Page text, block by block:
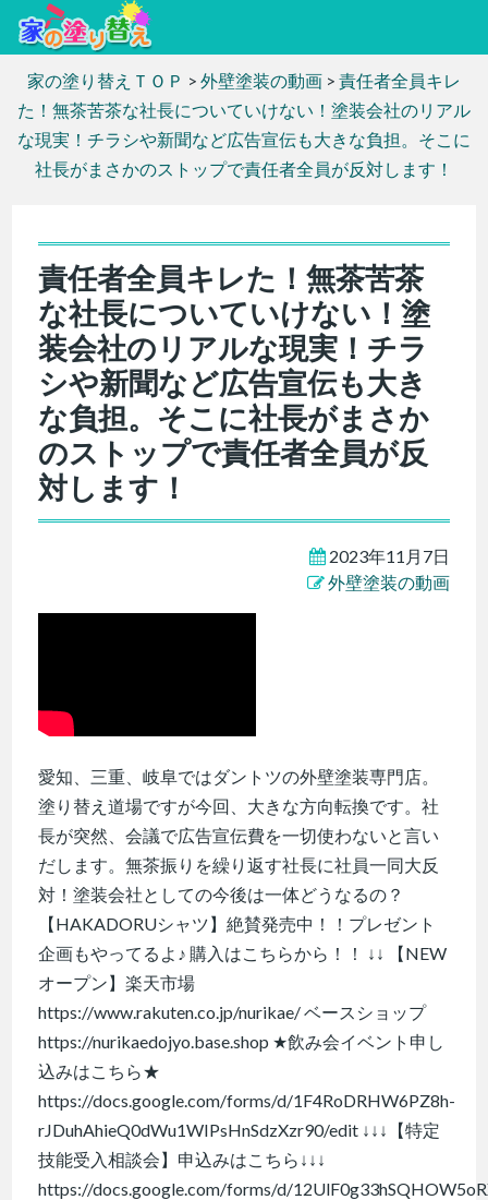
家の塗り替えＴＯＰ > 外壁塗装の動画 > 責任者全員キレ
た！無茶苦茶な社長についていけない！塗装会社のリアル
な現実！チラシや新聞など広告宣伝も大きな負担。そこに
社長がまさかのストップで責任者全員が反対します！
責任者全員キレた！無茶苦茶
な社長についていけない！塗
装会社のリアルな現実！チラ
シや新聞など広告宣伝も大き
な負担。そこに社長がまさか
のストップで責任者全員が反
対します！
2023年11月7日
外壁塗装の動画
愛知、三重、岐阜ではダントツの外壁塗装専門店。
塗り替え道場ですが今回、大きな方向転換です。社
長が突然、会議で広告宣伝費を一切使わないと言い
だします。無茶振りを繰り返す社長に社員一同大反
対！塗装会社としての今後は一体どうなるの？
【HAKADORUシャツ】絶賛発売中！！プレゼント
企画もやってるよ♪ 購入はこちらから！！ ↓↓ 【NEW
オープン】楽天市場
https://www.rakuten.co.jp/nurikae/ ベースショップ
https://nurikaedojyo.base.shop ★飲み会イベント申し
込みはこちら★
https://docs.google.com/forms/d/1F4RoDRHW6PZ8h-
rJDuhAhieQ0dWu1WIPsHnSdzXzr90/edit ↓↓↓【特定
技能受入相談会】申込みはこちら↓↓↓
https://docs.google.com/forms/d/